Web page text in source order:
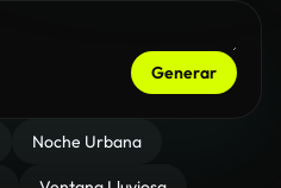
Generar
Noche Urbana